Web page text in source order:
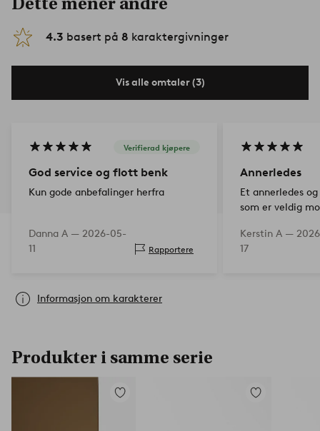
4.3 basert på 8 karaktergivninger
Vis alle omtaler (3)
Verifierad kjøpere
God service og flott benk
Kun gode anbefalinger herfra
Danna A — 2026-05-
11
Rapportere
Annerledes
Et annerledes
som er veldig
Kerstin A —
17
Informasjon om karakterer
Produkter i samme serie
Legg
Legg